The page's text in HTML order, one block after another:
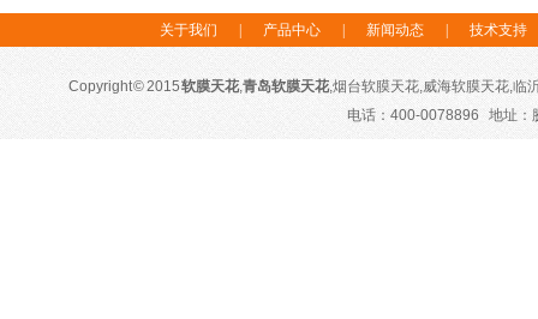
关于我们 产品中心 新闻动态 技术支持
Copyright © 2015软膜天花,青岛软膜天花,烟台软膜天花,威海软膜天花,临
电话：400-0078896 地址：